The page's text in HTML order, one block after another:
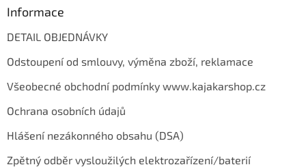
Informace
DETAIL OBJEDNÁVKY
Odstoupení od smlouvy, výměna zboží, reklamace
Všeobecné obchodní podmínky www.kajakarshop.cz
Ochrana osobních údajů
Hlášení nezákonného obsahu (DSA)
Zpětný odběr vysloužilých elektrozařízení/baterií